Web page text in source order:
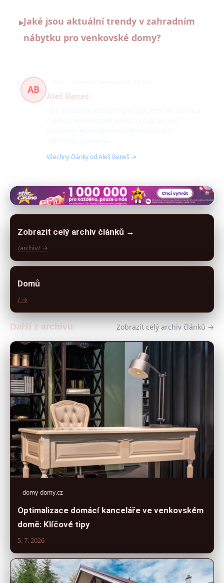
▸Jaké jsou aktuální trendy v zahradním
nábytku pro venkovské domy?
AB
Aleš Beneš
Všechny články od Aleš Beneš →
Zobrazit celý archiv článků →
/archiv/ →
Domů
/ →
Další z archivu Zobrazit celý archiv článků →
domy-domy.cz
Optimalizace domácí kanceláře ve venkovském
domě: Klíčové tipy
5. 7. 2026